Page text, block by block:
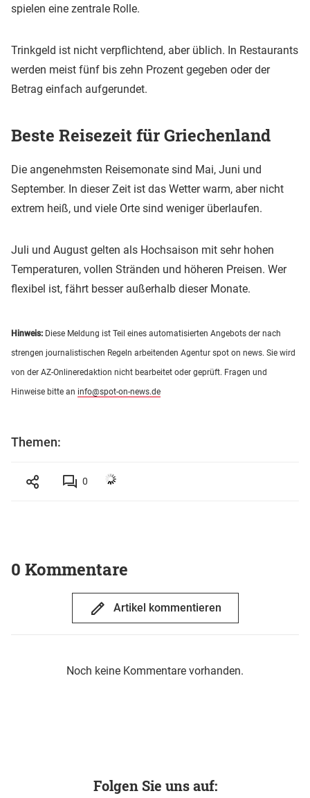
spielen eine zentrale Rolle.
Trinkgeld ist nicht verpflichtend, aber üblich. In Restaurants
werden meist fünf bis zehn Prozent gegeben oder der
Betrag einfach aufgerundet.
Beste Reisezeit für Griechenland
Die angenehmsten Reisemonate sind Mai, Juni und
September. In dieser Zeit ist das Wetter warm, aber nicht
extrem heiß, und viele Orte sind weniger überlaufen.
Juli und August gelten als Hochsaison mit sehr hohen
Temperaturen, vollen Stränden und höheren Preisen. Wer
flexibel ist, fährt besser außerhalb dieser Monate.
Hinweis: Diese Meldung ist Teil eines automatisierten Angebots der nach
strengen journalistischen Regeln arbeitenden Agentur spot on news. Sie wird
von der AZ-Onlineredaktion nicht bearbeitet oder geprüft. Fragen und
Hinweise bitte an info@spot-on-news.de
Themen:
0
0 Kommentare
Artikel kommentieren
Noch keine Kommentare vorhanden.
Folgen Sie uns auf: